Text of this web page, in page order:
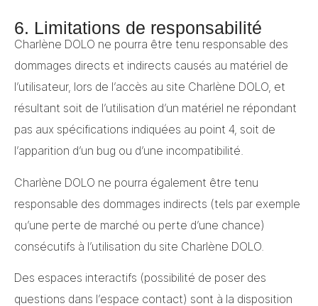
6. Limitations de responsabilité
Charlène DOLO ne pourra être tenu responsable des
dommages directs et indirects causés au matériel de
l’utilisateur, lors de l’accès au site Charlène DOLO, et
résultant soit de l’utilisation d’un matériel ne répondant
pas aux spécifications indiquées au point 4, soit de
l’apparition d’un bug ou d’une incompatibilité.
Charlène DOLO ne pourra également être tenu
responsable des dommages indirects (tels par exemple
qu’une perte de marché ou perte d’une chance)
consécutifs à l’utilisation du site Charlène DOLO.
Des espaces interactifs (possibilité de poser des
questions dans l’espace contact) sont à la disposition